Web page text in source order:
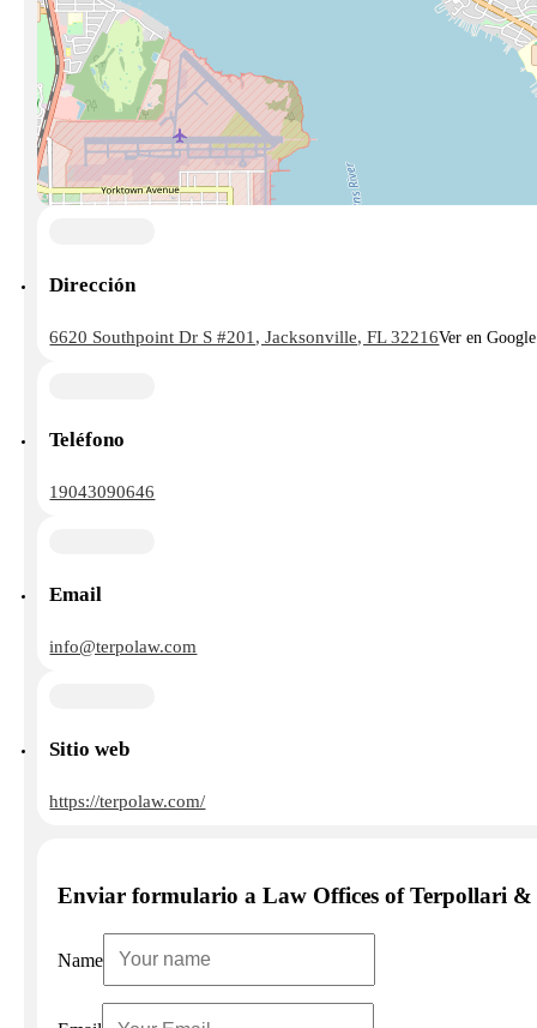
Dirección
6620 Southpoint Dr S #201, Jacksonville, FL 32216Ver en
Teléfono
19043090646
Email
info@terpolaw.com
Sitio web
https://terpolaw.com/
Enviar formulario a Law Offices of Terpollari
Name